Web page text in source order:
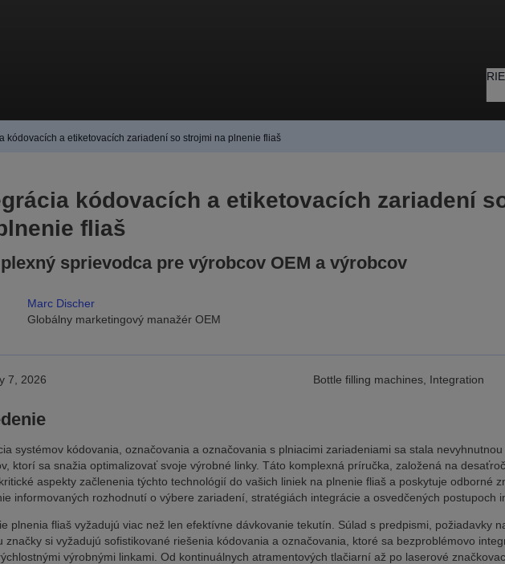
kódovacích a etiketovacích zariadení so strojmi na plnenie fliaš
kódovacích a etiketovacích zariadení
fliaš
sprievodca pre výrobcov OEM a výrobcov
Marc Discher
Globálny marketingový manažér OEM
7, 2026 Bottle filling machines, Integration
systémov kódovania, označovania a označovania s plniacimi zariadeniami sa stala
ktorí sa snažia optimalizovať svoje výrobné linky. Táto komplexná príručka, založená na
aspekty začlenenia týchto technológií do vašich liniek na plnenie fliaš a poskytuje odborné
informovaných rozhodnutí o výbere zariadení, stratégiách integrácie a osvedčených postupoch
plnenia fliaš vyžadujú viac než len efektívne dávkovanie tekutín. Súlad s predpismi, požiadavky
značky si vyžadujú sofistikované riešenia kódovania a označovania, ktoré sa bezproblémovo
výrobnými linkami. Od kontinuálnych atramentových tlačiarní až po laserové